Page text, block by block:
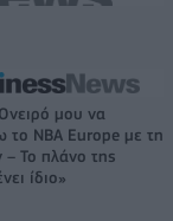
μου να
το ΝΒΑ Europe με τη
– Το πλάνο της
ίδιο»